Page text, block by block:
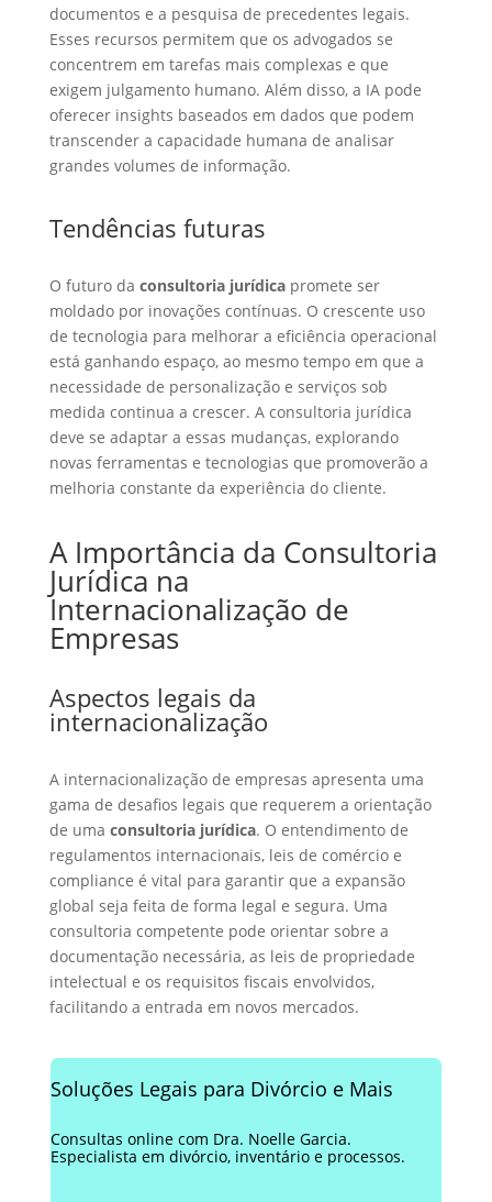
documentos e a pesquisa de precedentes legais.
Esses recursos permitem que os advogados se
concentrem em tarefas mais complexas e que
exigem julgamento humano. Além disso, a IA pode
oferecer insights baseados em dados que podem
transcender a capacidade humana de analisar
grandes volumes de informação.
Tendências futuras
O futuro da consultoria jurídicapromete ser
moldado por inovações contínuas. O crescente uso
de tecnologia para melhorar a eficiência operacional
está ganhando espaço, ao mesmo tempo em que a
necessidade de personalização e serviços sob
medida continua a crescer. A consultoria jurídica
deve se adaptar a essas mudanças, explorando
novas ferramentas e tecnologias que promoverão a
melhoria constante da experiência do cliente.
A Importância da Consultoria
Jurídica na
Internacionalização de
Empresas
Aspectos legais da
internacionalização
A internacionalização de empresas apresenta uma
gama de desafios legais que requerem a orientação
de uma consultoria jurídica. O entendimento de
regulamentos internacionais, leis de comércio e
compliance é vital para garantir que a expansão
global seja feita de forma legal e segura. Uma
consultoria competente pode orientar sobre a
documentação necessária, as leis de propriedade
intelectual e os requisitos fiscais envolvidos,
facilitando a entrada em novos mercados.
Soluções Legais para Divórcio e Mais
Consultas online com Dra. Noelle Garcia.
Especialista em divórcio, inventário e processos.